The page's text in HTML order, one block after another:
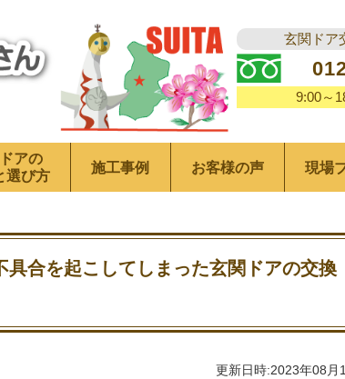
玄関ドア
9:00～
アの
選び方
施工事例 お客様の声 現場
合を起こしてしまった玄関ドアの交換
更新日時:2023年08月